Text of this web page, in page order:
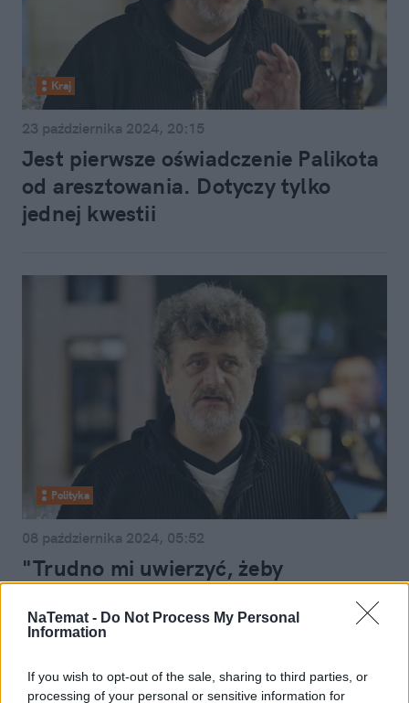
NaTemat - Do Not Process My Personal
Information
If you wish to opt-out of the sale, sharing to third parties, or
processing of your personal or sensitive information for
Kraj
23 października 2024, 20:15
Jest pierwsze oświadczenie Palikota
od aresztowania. Dotyczy tylko
jednej kwestii
Polityka
08 października 2024, 05:52
"Trudno mi uwierzyć, żeby
Janusz...", "Wreszcie mu się do d...
dobrali". Rodzinne miasto o